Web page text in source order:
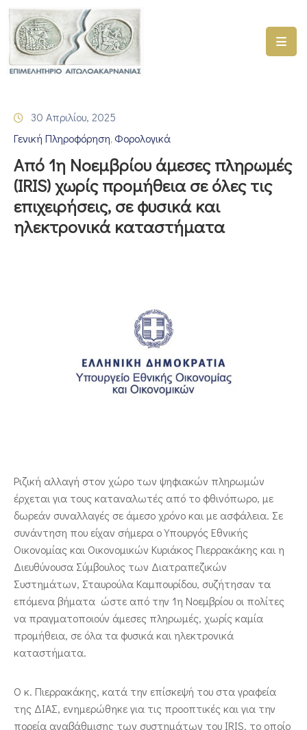
ΑΡΧΙΚΗ
ΓΕΜΗ
–
ΠΡΟΓΡΑΜΜΑΤΑ
ΕΠΙΜΕΛΗΤΗΡΙΟΥ
ΣΥΜΜΕΤΟΧΗ
30 Απριλίου, 2025
Γενική Πληροφόρηση‚ Φορολογικά
Από 1η Νοεμβρίου άμεσες πληρωμές
(IRIS) χωρίς προμήθεια σε όλες τις
επιχειρήσεις, σε φυσικά και
ηλεκτρονικά καταστήματα
Ριζική αλλαγή στον χώρο των ψηφιακών πληρωμών
έρχεται για τους καταναλωτές από το φθινόπωρο, με
δωρεάν συναλλαγές σε άμεσο χρόνο και με ασφάλεια. Σε
συνάντηση που είχαν σήμερα ο Υπουργός Εθνικής
Οικονομίας και Οικονομικών Κυριάκος Πιερρακάκης και η
Διευθύνουσα Σύμβουλος των Διατραπεζικών
Συστημάτων, Σταυρούλα Καμπουρίδου, συζήτησαν τα
επόμενα βήματα ώστε από την 1η Νοεμβρίου οι πολίτες
να πραγματοποιούν άμεσες πληρωμές, χωρίς καμία
προμήθεια, σε όλα τα φυσικά και ηλεκτρονικά
καταστήματα.
Ο κ. Πιερρακάκης, κατά την επίσκεψή του στα γραφεία
της ΔΙΑΣ, ενημερώθηκε για τις προοπτικές και για την
πορεία αναβάθμισης των συστημάτων του IRIS, το οποίο